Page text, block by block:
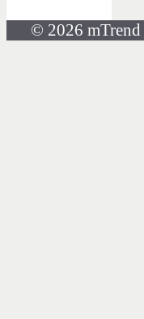
© 2026 mTrend